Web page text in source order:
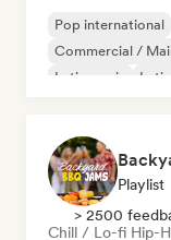
Pop international
Commercial /
Latin music
Latin
Playlist
> 2500
Chill / Lo-fi Hip-